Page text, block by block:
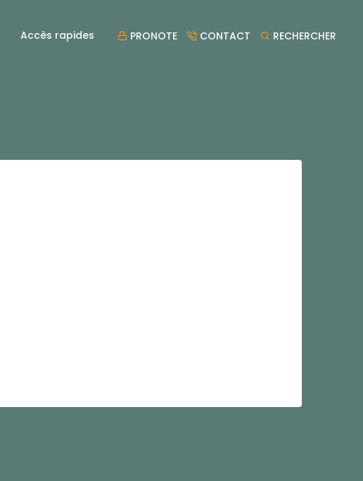
Accès rapides PRONOTE CONTACT RECHERCHER